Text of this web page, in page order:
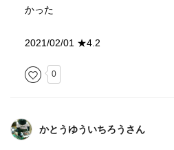
かった
2021/02/01 ★4.2
0
かとうゆういちろうさん